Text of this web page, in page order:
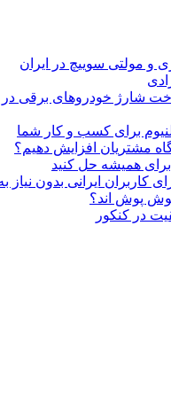
و مولتی سوییچ در ایران
شارژ خودروهای برقی در
برای کسب و کار شما
مشتریان افزایش دهیم؟
همیشه حل کنید
کاربران ایرانی بدون
خوش پوش اند؟
در کنکور